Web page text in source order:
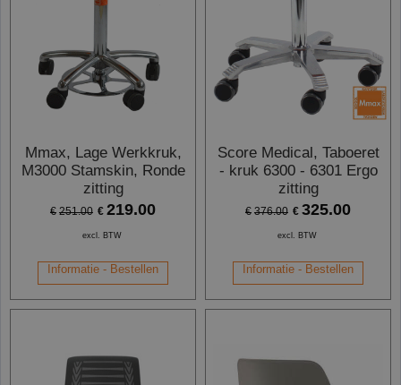
Mmax, Lage Werkkruk,
M3000 Stamskin, Ronde
zitting
€ 251.00 € 219.00
excl. BTW
Informatie - Bestellen
Score Medical, Taboeret
- kruk 6300 - 6301 Ergo
zitting
€ 376.00 € 325.00
excl. BTW
Informatie - Bestellen